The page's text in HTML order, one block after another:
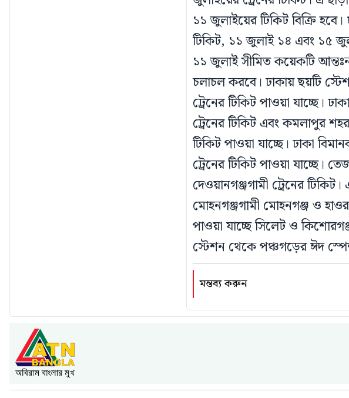
১১ জুলাইয়ের টিকিট বিক্রি
টিকিট, ১১ জুলাই ১৪ এবং ১৫
১১ জুলাই সীমিত কয়েকটি
চলাচল করবে। ঢাকায় ছয়টি
ট্রেনের টিকিট পাওয়া যাচ্ছে।
ট্রেনের টিকিট এবং কমলাপুর
টিকিট পাওয়া যাচ্ছে। ঢাকা
ট্রেনের টিকিট পাওয়া যাচ্ছে।
দেওয়ানগঞ্জগামী ট্রেনের
মোহনগঞ্জগামী মোহনগঞ্জ ও
পাওয়া যাচ্ছে সিলেট ও
স্টেশন থেকে পঞ্চগড়ের ঈদ
মন্তব্য করুন